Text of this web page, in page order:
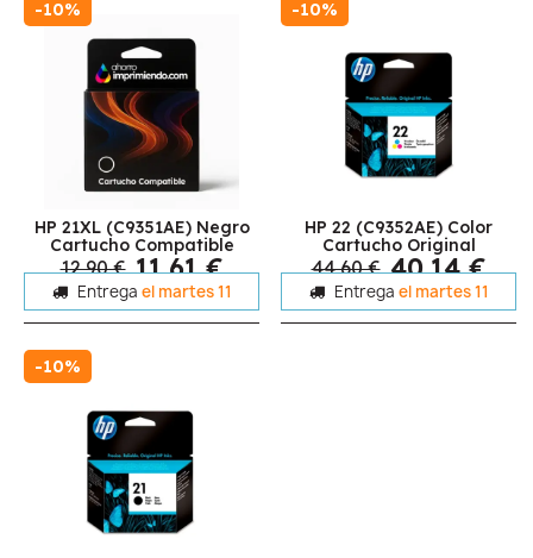
-10%
HP 21XL (C9351AE) Negro
Cartucho Compatible
12,90 € 11,61 €
Entrega el martes 11
-10%
HP 22 (C9352AE) Color
Cartucho Original
44,60 € 40,14 €
Entrega el martes 11
-10%